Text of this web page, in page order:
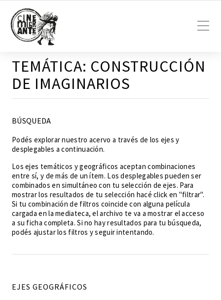
TEMÁTICA: CONSTRUCCIÓN
DE IMAGINARIOS
BÚSQUEDA
Podés explorar nuestro acervo a través de los ejes y
desplegables a continuación.
Los ejes temáticos y geográficos aceptan combinaciones
entre sí, y de más de un ítem. Los desplegables pueden ser
combinados en simultáneo con tu selección de ejes. Para
mostrar los resultados de tu selección hacé click en "filtrar".
Si tu combinación de filtros coincide con alguna película
cargada en la mediateca, el archivo te va a mostrar el acceso
a su ficha completa. Si no hay resultados para tu búsqueda,
podés ajustar los filtros y seguir intentando.
EJES GEOGRÁFICOS